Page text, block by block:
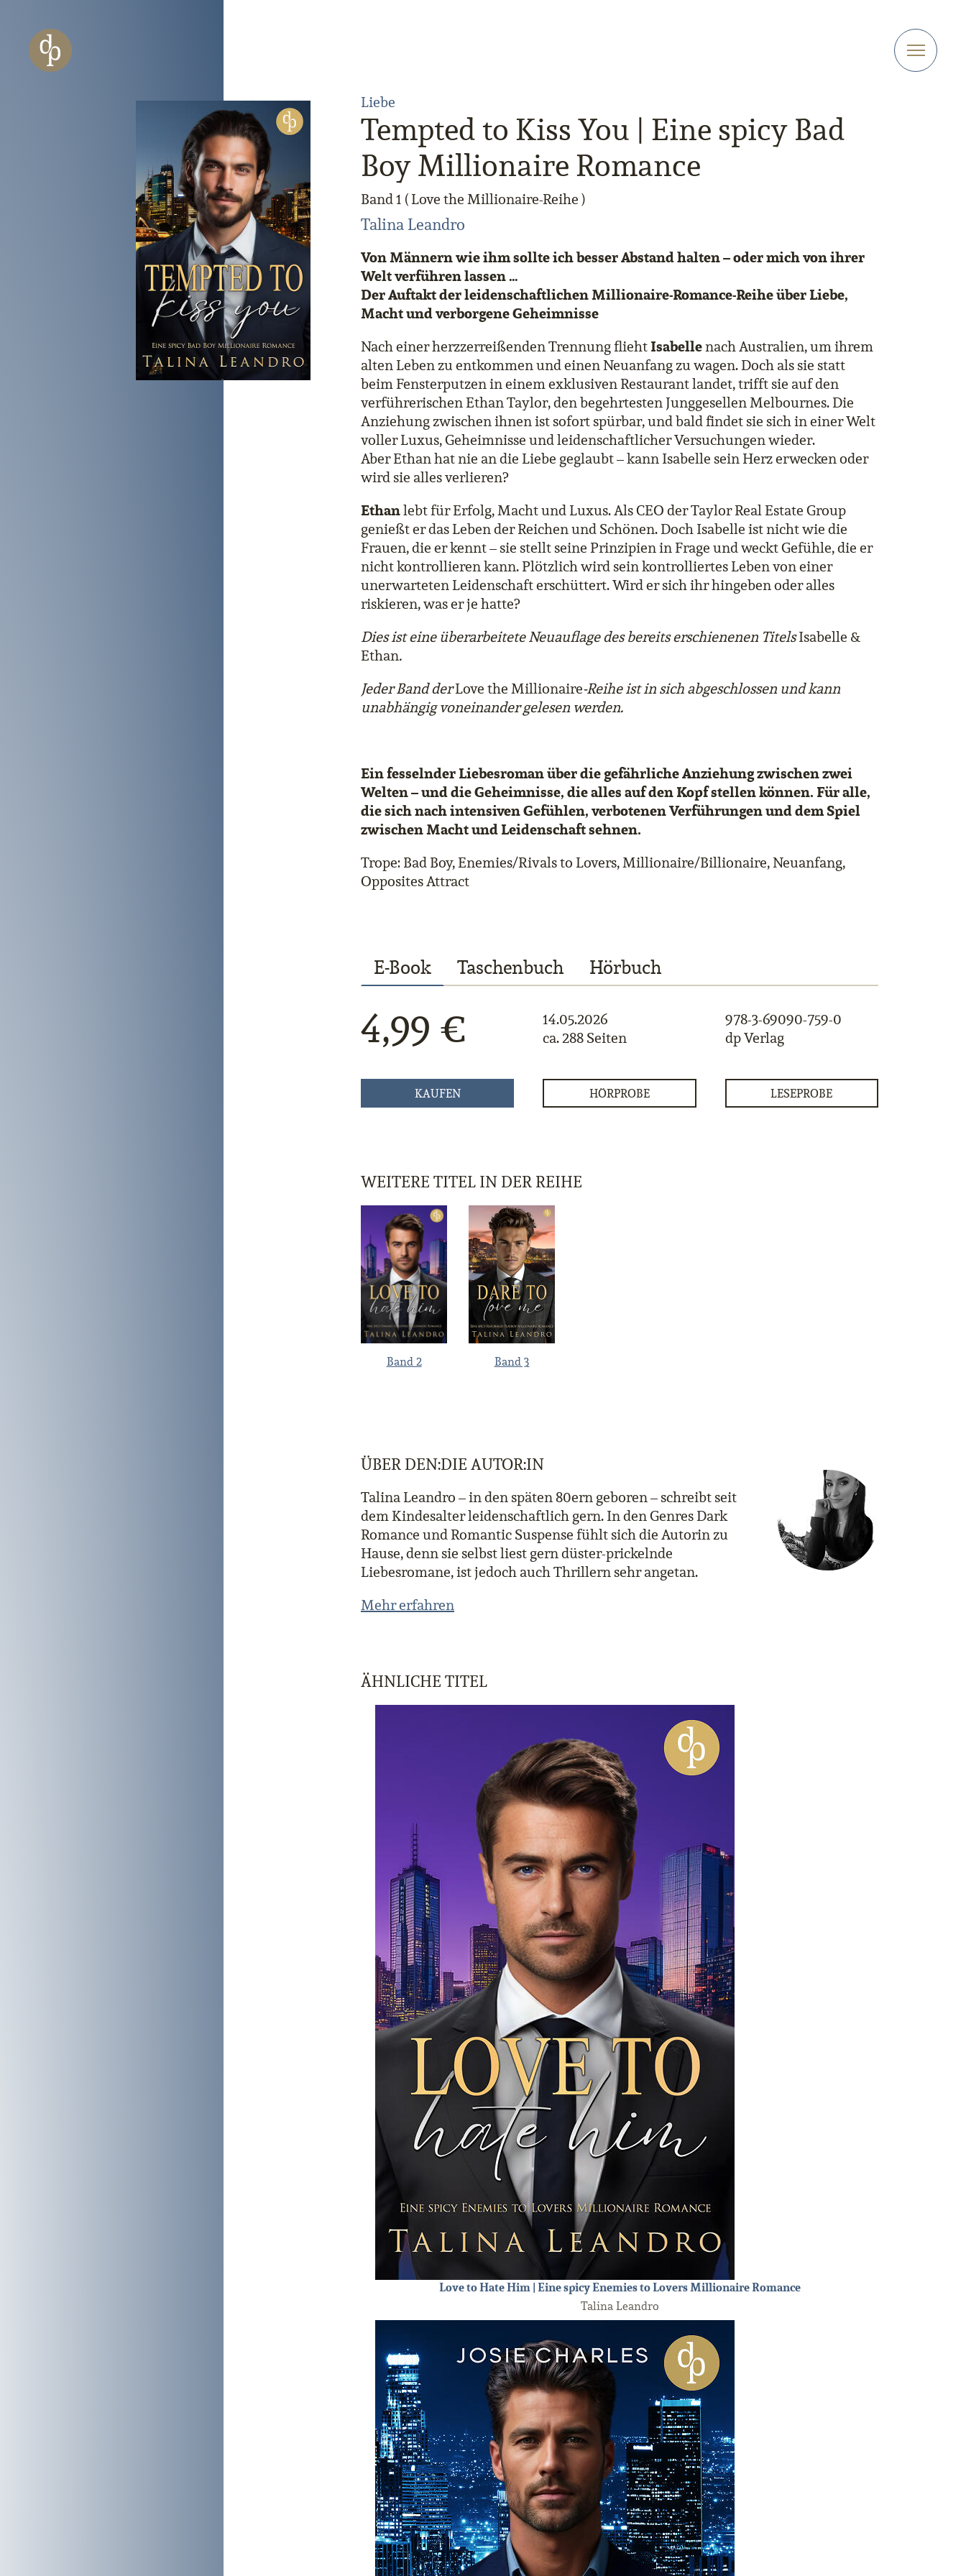
Zur Navigation springen
Zur Website-Suche springen
Tempted to Kiss You | Eine spicy Bad
Boy Millionaire Romance
Band 1 ( Love the Millionaire-Reihe )
Talina Leandro
Liebe
Von Männern wie ihm sollte ich besser Abstand halten – oder mich von ihrer
Welt verführen lassen …
Der Auftakt der leidenschaftlichen Millionaire-Romance-Reihe über Liebe,
Macht und verborgene Geheimnisse
Nach einer herzzerreißenden Trennung fliehtIsabellenach Australien, um ihrem
alten Leben zu entkommen und einen Neuanfang zu wagen. Doch als sie statt
beim Fensterputzen in einem exklusiven Restaurant landet, trifft sie auf den
verführerischen Ethan Taylor, den begehrtesten Junggesellen Melbournes. Die
Anziehung zwischen ihnen ist sofort spürbar, und bald findet sie sich in einer Welt
voller Luxus, Geheimnisse und leidenschaftlicher Versuchungen wieder.
Aber Ethan hat nie an die Liebe geglaubt – kann Isabelle sein Herz erwecken oder
wird sie alles verlieren?
Ethanlebt für Erfolg, Macht und Luxus. Als CEO der Taylor Real Estate Group
genießt er das Leben der Reichen und Schönen. Doch Isabelle ist nicht wie die
Frauen, die er kennt – sie stellt seine Prinzipien in Frage und weckt Gefühle, die er
nicht kontrollieren kann. Plötzlich wird sein kontrolliertes Leben von einer
unerwarteten Leidenschaft erschüttert. Wird er sich ihr hingeben oder alles
riskieren, was er je hatte?
Dies ist eine überarbeitete Neuauflage des bereits erschienenen TitelsIsabelle &
Ethan.
Jeder Band derLove the Millionaire-Reihe ist in sich abgeschlossen und kann
unabhängig voneinander gelesen werden.
Ein fesselnder Liebesroman über die gefährliche Anziehung zwischen zwei
Welten – und die Geheimnisse, die alles auf den Kopf stellen können. Für alle,
die sich nach intensiven Gefühlen, verbotenen Verführungen und dem Spiel
zwischen Macht und Leidenschaft sehnen.
Trope: Bad Boy, Enemies/Rivals to Lovers, Millionaire/Billionaire, Neuanfang,
Opposites Attract
E-Book Taschenbuch Hörbuch
4,99 €
14.05.2026
ca. 288 Seiten
978-3-69090-759-0
dp Verlag
KAUFEN HÖRPROBE LESEPROBE
WEITERE TITEL IN DER REIHE
Band 2 Band 3
ÜBER DEN:DIE AUTOR:IN
Talina Leandro – in den späten 80ern geboren – schreibt seit
dem Kindesalter leidenschaftlich gern. In den Genres Dark
Romance und Romantic Suspense fühlt sich die Autorin zu
Hause, denn sie selbst liest gern düster-prickelnde
Liebesromane, ist jedoch auch Thrillern sehr angetan.
Mehr erfahren
ÄHNLICHE TITEL
Love to Hate Him | Eine spicy Enemies to Lovers Millionaire Romance
Talina Leandro